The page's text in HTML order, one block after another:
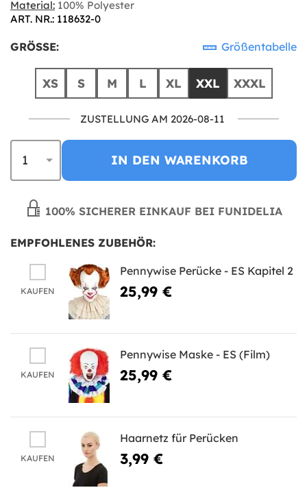
Material: 100% Polyester
ART. NR.: 118632-0
GRÖSSE: Größentabelle
XS S M L XL XXL XXXL
ZUSTELLUNG AM 2026-08-11
IN DEN WARENKORB
100% SICHERER EINKAUF BEI FUNIDELIA
EMPFOHLENES ZUBEHÖR:
KAUFEN
Pennywise Perücke - ES Kapitel 2
25,99 €
KAUFEN
Pennywise Maske - ES (Film)
25,99 €
KAUFEN
Haarnetz für Perücken
3,99 €